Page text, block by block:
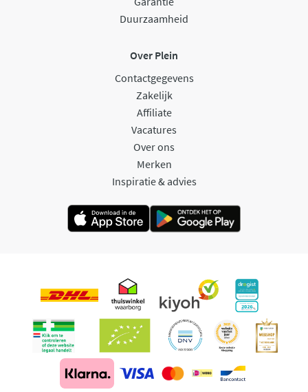
Duurzaamheid
Over Plein
Contactgegevens
Zakelijk
Affiliate
Vacatures
Over ons
Merken
Inspiratie & advies